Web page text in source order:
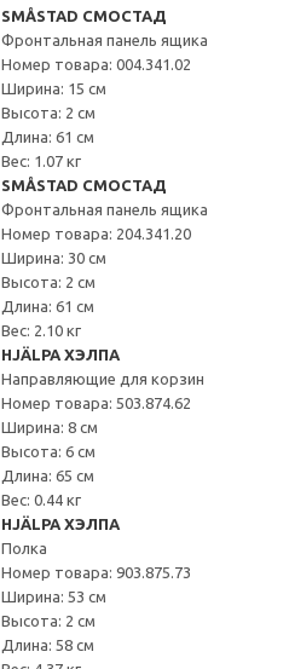
SMÅSTAD СМОСТАД
Фронтальная панель ящика
Номер товара: 004.341.02
Ширина: 15 см
Высота: 2 см
Длина: 61 см
Вес: 1.07 кг
SMÅSTAD СМОСТАД
Фронтальная панель ящика
Номер товара: 204.341.20
Ширина: 30 см
Высота: 2 см
Длина: 61 см
Вес: 2.10 кг
HJÄLPA ХЭЛПА
Направляющие для корзин
Номер товара: 503.874.62
Ширина: 8 см
Высота: 6 см
Длина: 65 см
Вес: 0.44 кг
HJÄLPA ХЭЛПА
Полка
Номер товара: 903.875.73
Ширина: 53 см
Высота: 2 см
Длина: 58 см